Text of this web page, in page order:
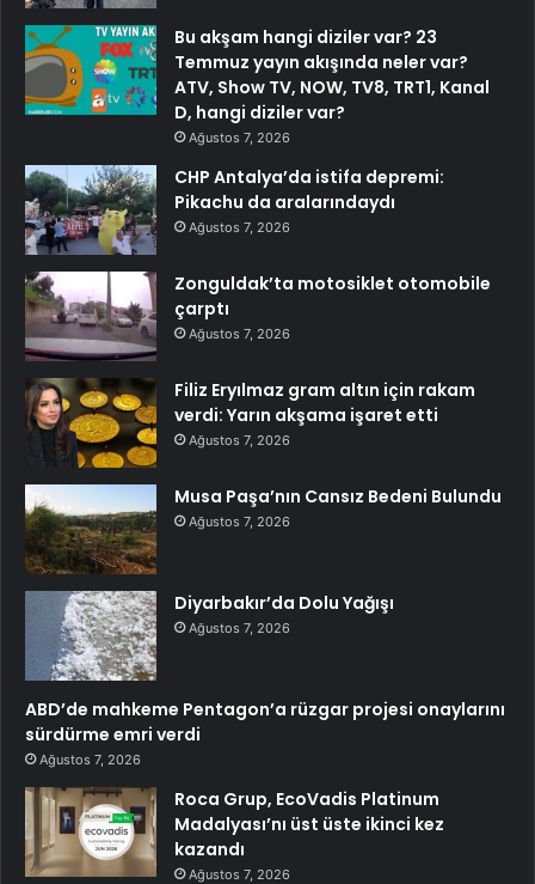
Bu akşam hangi diziler var? 23
Temmuz yayın akışında neler var?
ATV, Show TV, NOW, TV8, TRT1, Kanal
D, hangi diziler var?
Ağustos 7, 2026
CHP Antalya’da istifa depremi:
Pikachu da aralarındaydı
Ağustos 7, 2026
Zonguldak’ta motosiklet otomobile
çarptı
Ağustos 7, 2026
Filiz Eryılmaz gram altın için rakam
verdi: Yarın akşama işaret etti
Ağustos 7, 2026
Musa Paşa’nın Cansız Bedeni Bulundu
Ağustos 7, 2026
Diyarbakır’da Dolu Yağışı
Ağustos 7, 2026
ABD’de mahkeme Pentagon’a rüzgar projesi onaylarını
sürdürme emri verdi
Ağustos 7, 2026
Roca Grup, EcoVadis Platinum
Madalyası’nı üst üste ikinci kez
kazandı
Ağustos 7, 2026